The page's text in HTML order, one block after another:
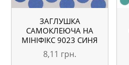
ЗАГЛУШКА
САМОКЛЕЮЧА НА
МІНІФІКС 9023 СИНЯ
8,11 грн.